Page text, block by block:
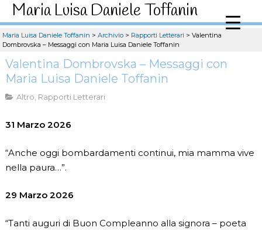
Maria Luisa Daniele Toffanin
Maria Luisa Daniele Toffanin > Archivio > Rapporti Letterari > Valentina
Dombrovska – Messaggi con Maria Luisa Daniele Toffanin
Valentina Dombrovska – Messaggi con
Maria Luisa Daniele Toffanin
Altro, Rapporti Letterari
31 Marzo 2026
“Anche oggi bombardamenti continui, mia mamma vive
nella paura…”.
29 Marzo 2026
“Tanti auguri di Buon Compleanno alla signora – poeta